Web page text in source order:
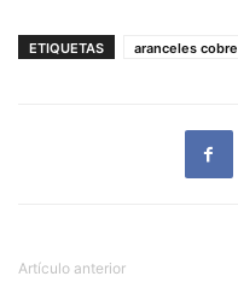
ETIQUETAS aranceles cobre
Artículo anterior